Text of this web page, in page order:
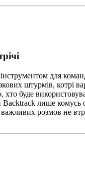
для
штурмів, котрі
хто буде
Backtrack лише комусь
розмов не